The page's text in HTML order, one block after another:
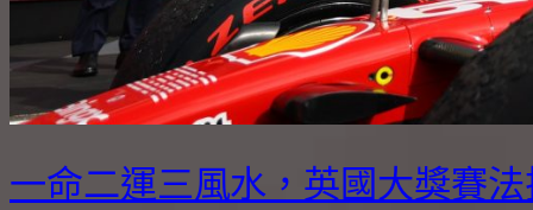
一命二運三風水，英國大獎賽